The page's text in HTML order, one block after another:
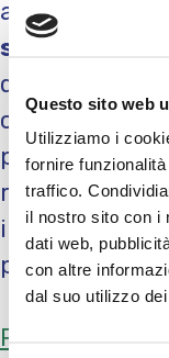
Questo sito web
Utilizziamo i
fornire
traffico.
il nostro sito con i
dati web,
con altre
dal suo utilizzo
aggiungono i
sostenibilità
della
condizioni di
pratiche
relativi ai
insieme
permette di
Per